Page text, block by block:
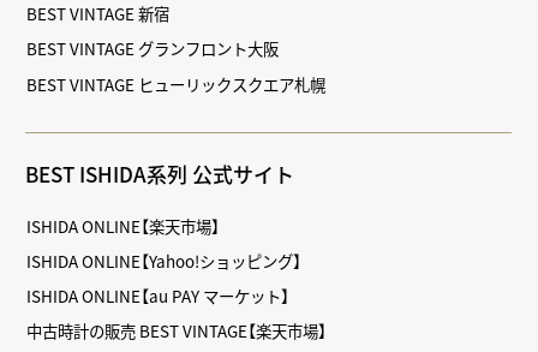
BEST VINTAGE 新宿
BEST VINTAGE グランフロント大阪
BEST VINTAGE ヒューリックスクエア札幌
BEST ISHIDA系列 公式サイト
ISHIDA ONLINE【楽天市場】
ISHIDA ONLINE【Yahoo!ショッピング】
ISHIDA ONLINE【au PAY マーケット】
中古時計の販売 BEST VINTAGE【楽天市場】